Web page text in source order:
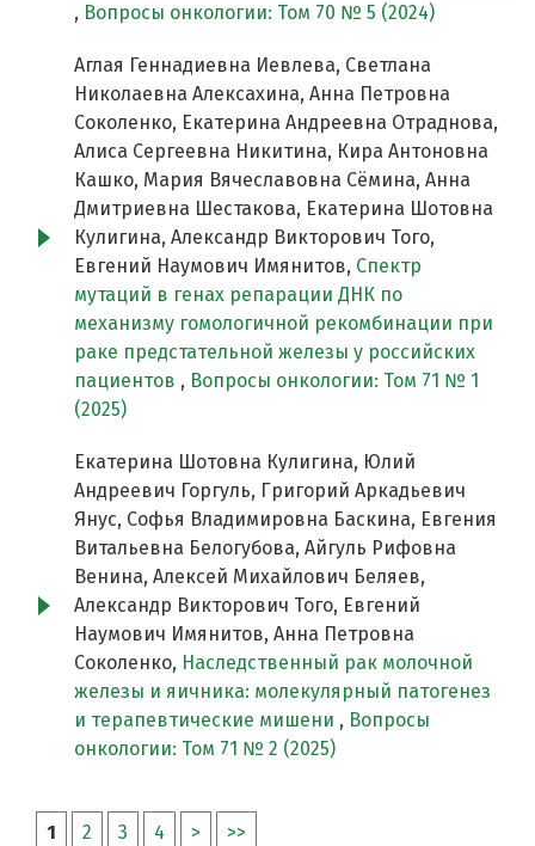
, Вопросы онкологии: Том 70 № 5 (2024)
Аглая Геннадиевна Иевлева, Светлана
Николаевна Алексахина, Анна Петровна
Соколенко, Екатерина Андреевна Отраднова,
Алиса Сергеевна Никитина, Кира Антоновна
Кашко, Мария Вячеславовна Сёмина, Анна
Дмитриевна Шестакова, Екатерина Шотовна
Кулигина, Александр Викторович Того,
Евгений Наумович Имянитов, Спектр
мутаций в генах репарации ДНК по
механизму гомологичной рекомбинации при
раке предстательной железы у российских
пациентов , Вопросы онкологии: Том 71 № 1
(2025)
Екатерина Шотовна Кулигина, Юлий
Андреевич Горгуль, Григорий Аркадьевич
Янус, Софья Владимировна Баскина, Евгения
Витальевна Белогубова, Айгуль Рифовна
Венина, Алексей Михайлович Беляев,
Александр Викторович Того, Евгений
Наумович Имянитов, Анна Петровна
Соколенко, Наследственный рак молочной
железы и яичника: молекулярный патогенез
и терапевтические мишени , Вопросы
онкологии: Том 71 № 2 (2025)
1 2 3 4 > >>